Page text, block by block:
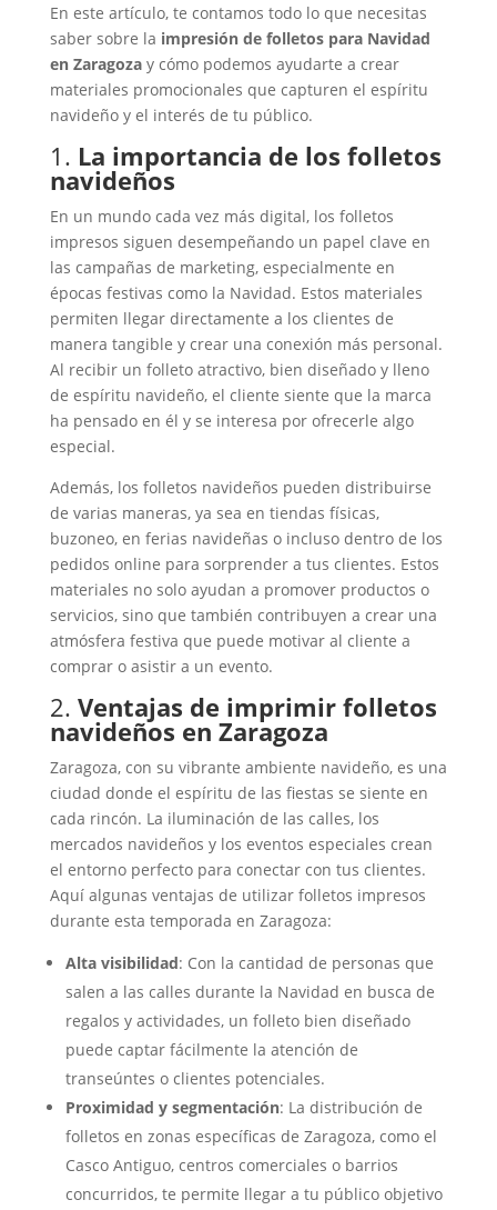
En este artículo, te contamos todo lo que necesitas
saber sobre la impresión de folletos para Navidad
en Zaragozay cómo podemos ayudarte a crear
materiales promocionales que capturen el espíritu
navideño y el interés de tu público.
1. La importancia de los folletos
navideños
En un mundo cada vez más digital, los folletos
impresos siguen desempeñando un papel clave en
las campañas de marketing, especialmente en
épocas festivas como la Navidad. Estos materiales
permiten llegar directamente a los clientes de
manera tangible y crear una conexión más personal.
Al recibir un folleto atractivo, bien diseñado y lleno
de espíritu navideño, el cliente siente que la marca
ha pensado en él y se interesa por ofrecerle algo
especial.
Además, los folletos navideños pueden distribuirse
de varias maneras, ya sea en tiendas físicas,
buzoneo, en ferias navideñas o incluso dentro de los
pedidos online para sorprender a tus clientes. Estos
materiales no solo ayudan a promover productos o
servicios, sino que también contribuyen a crear una
atmósfera festiva que puede motivar al cliente a
comprar o asistir a un evento.
2. Ventajas de imprimir folletos
navideños en Zaragoza
Zaragoza, con su vibrante ambiente navideño, es una
ciudad donde el espíritu de las fiestas se siente en
cada rincón. La iluminación de las calles, los
mercados navideños y los eventos especiales crean
el entorno perfecto para conectar con tus clientes.
Aquí algunas ventajas de utilizar folletos impresos
durante esta temporada en Zaragoza:
Alta visibilidad: Con la cantidad de personas que
salen a las calles durante la Navidad en busca de
regalos y actividades, un folleto bien diseñado
puede captar fácilmente la atención de
transeúntes o clientes potenciales.
Proximidad y segmentación: La distribución de
folletos en zonas específicas de Zaragoza, como el
Casco Antiguo, centros comerciales o barrios
concurridos, te permite llegar a tu público objetivo